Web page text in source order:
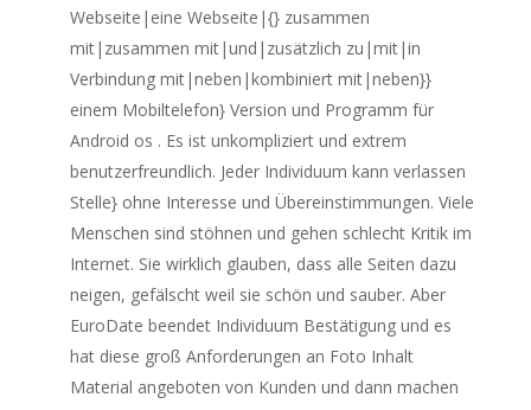
Webseite|eine Webseite|{} zusammen
mit|zusammen mit|und|zusätzlich zu|mit|in
Verbindung mit|neben|kombiniert mit|neben}}
einem Mobiltelefon} Version und Programm für
Android os . Es ist unkompliziert und extrem
benutzerfreundlich. Jeder Individuum kann verlassen
Stelle} ohne Interesse und Übereinstimmungen. Viele
Menschen sind stöhnen und gehen schlecht Kritik im
Internet. Sie wirklich glauben, dass alle Seiten dazu
neigen, gefälscht weil sie schön und sauber. Aber
EuroDate beendet Individuum Bestätigung und es
hat diese groß Anforderungen an Foto Inhalt
Material angeboten von Kunden und dann machen